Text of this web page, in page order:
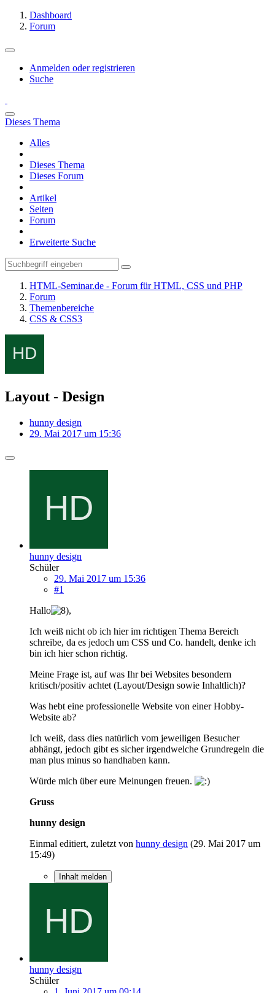
Dashboard
Forum
Anmelden oder registrieren
Suche
Dieses Thema
Alles
Dieses Thema
Dieses Forum
Artikel
Seiten
Forum
Erweiterte Suche
HTML-Seminar.de - Forum für HTML, CSS und PHP
Forum
Themenbereiche
CSS & CSS3
Layout - Design
hunny design
29. Mai 2017 um 15:36
hunny design
Schüler
29. Mai 2017 um 15:36
#1
Hallo
,
Ich weiß nicht ob ich hier im richtigen Thema Bereich
schreibe, da es jedoch um CSS und Co. handelt, denke ich
bin ich hier schon richtig.
Meine Frage ist, auf was Ihr bei Websites besondern
kritisch/positiv achtet (Layout/Design sowie Inhaltlich)?
Was hebt eine professionelle Website von einer Hobby-
Website ab?
Ich weiß, dass dies natürlich vom jeweiligen Besucher
abhängt, jedoch gibt es sicher irgendwelche Grundregeln die
man plus minus so handhaben kann.
Würde mich über eure Meinungen freuen.
Gruss
hunny design
Einmal editiert, zuletzt von hunny design (29. Mai 2017 um
15:49)
Inhalt melden
hunny design
Schüler